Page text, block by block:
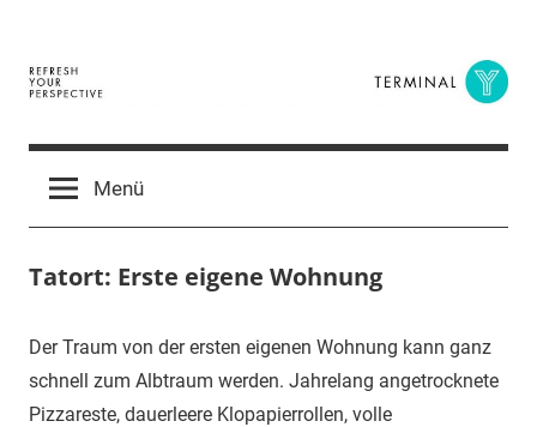
springen
Terminal
Y
Digital
BusinessMenü
Tatort: Erste eigene Wohnung
29.
April
2017
terminal-
y
Urbi
et
orbi
Der Traum von der ersten eigenen Wohnung kann ganz
schnell zum Albtraum werden. Jahrelang angetrocknete
Pizzareste, dauerleere Klopapierrollen, volle